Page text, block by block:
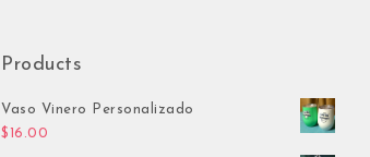
Products
Vaso Vinero Personalizado
$ 16.00